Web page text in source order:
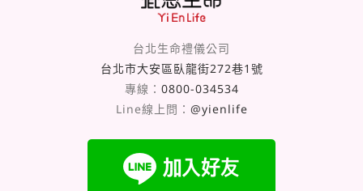
台北生命禮儀公司
台北市大安區臥龍街272巷1號
專線： 0800-034534
Line線上問： @yienlife